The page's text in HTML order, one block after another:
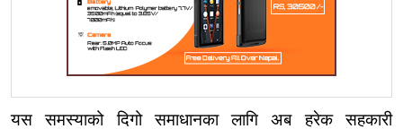
यस समस्याको दिगो समाधानका लागि अब हरेक सहकारी